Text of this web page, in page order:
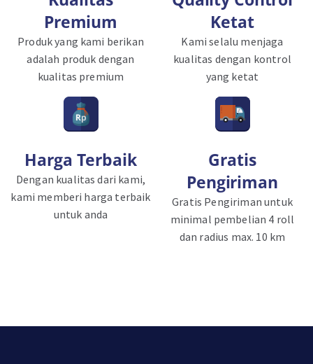
Premium
Produk yang kami berikan
adalah produk dengan
kualitas premium
Ketat
Kami selalu menjaga
kualitas dengan kontrol
yang ketat
Harga Terbaik
Dengan kualitas dari kami,
kami memberi harga terbaik
untuk anda
Gratis
Pengiriman
Gratis Pengiriman untuk
minimal pembelian 4 roll
dan radius max. 10 km